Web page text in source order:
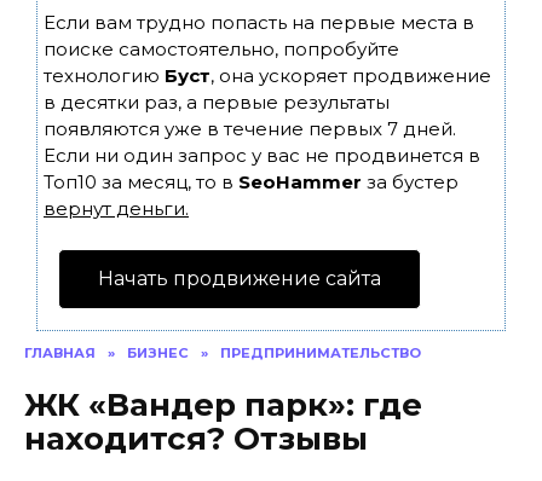
Если вам трудно попасть на первые места в
поиске самостоятельно, попробуйте
технологию Буст, она ускоряет продвижение
в десятки раз, а первые результаты
появляются уже в течение первых 7 дней.
Если ни один запрос у вас не продвинется в
Топ10 за месяц, то в SeoHammer за бустер
вернут деньги.
Начать продвижение сайта
ГЛАВНАЯ » БИЗНЕС » ПРЕДПРИНИМАТЕЛЬСТВО
ЖК «Вандер парк»: где
находится? Отзывы